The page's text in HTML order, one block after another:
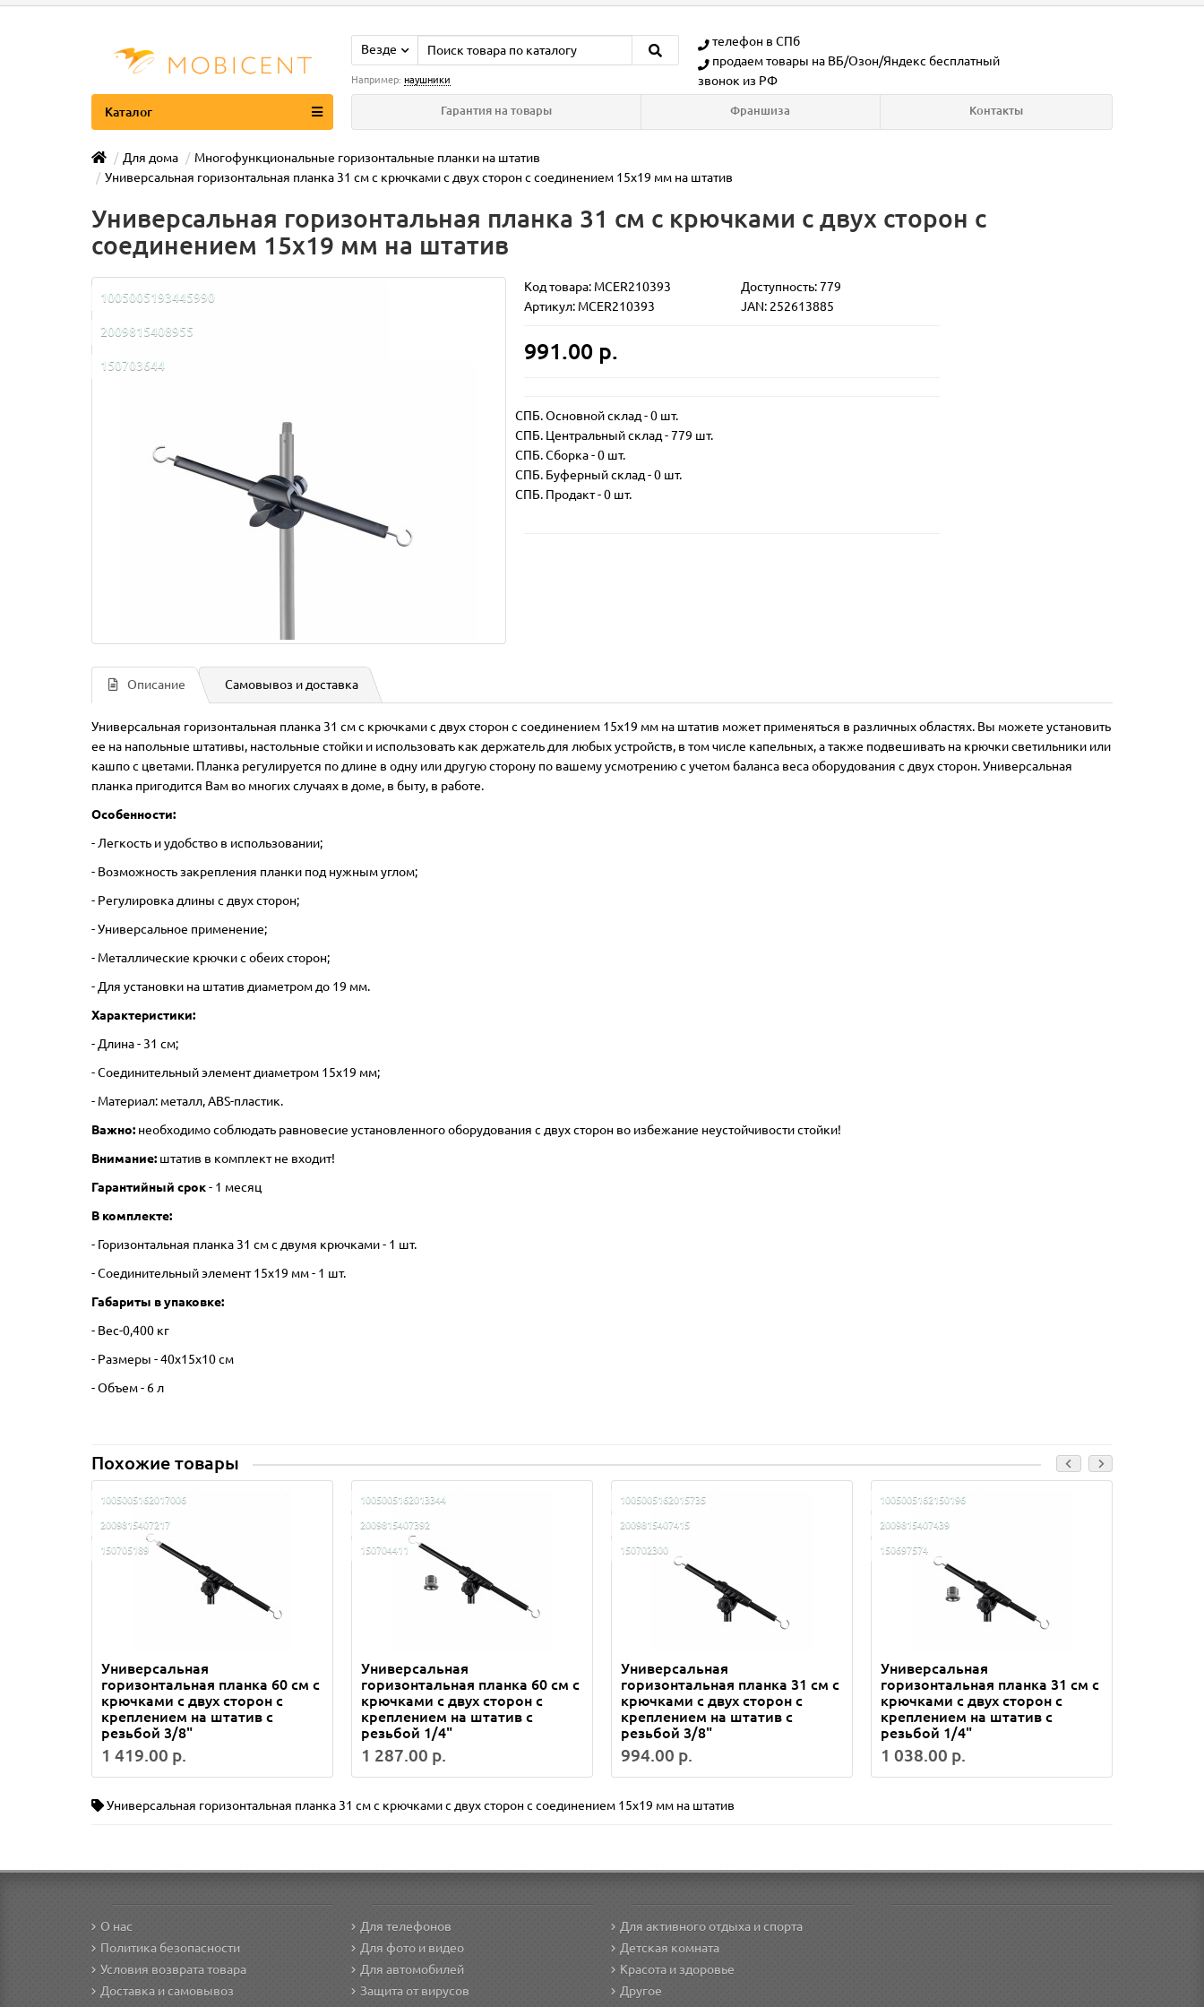
телефон в СПб
продаем товары на ВБ/Озон/Яндекс бесплатный
звонок из РФ
Везде
Например: наушники
Гарантия на товары Франшиза Контакты
Каталог
Для дома
Многофункциональные горизонтальные планки на штатив
Универсальная горизонтальная планка 31 см с крючками с двух сторон с соединением 15х19 мм на штатив
Универсальная горизонтальная планка 31 см с крючками с двух сторон с
соединением 15х19 мм на штатив
1005005193445990
2009815408955
150703644
Код товара: MCER210393
Доступность: 779
Артикул: MCER210393
JAN: 252613885
991.00 р.
СПБ. Основной склад-0 шт.
СПБ. Центральный склад-779 шт.
СПБ. Сборка-0 шт.
СПБ. Буферный склад-0 шт.
СПБ. Продакт-0 шт.
Описание Самовывоз и доставка
Универсальная горизонтальная планка 31 см с крючками с двух сторон с соединением 15х19 мм на штатив может применяться в различных областях. Вы можете установить
ее на напольные штативы, настольные стойки и использовать как держатель для любых устройств, в том числе капельных, а также подвешивать на крючки светильники или
кашпо с цветами. Планка регулируется по длине в одну или другую сторону по вашему усмотрению с учетом баланса веса оборудования с двух сторон. Универсальная
планка пригодится Вам во многих случаях в доме, в быту, в работе.
Особенности:
- Легкость и удобство в использовании;
- Возможность закрепления планки под нужным углом;
- Регулировка длины с двух сторон;
- Универсальное применение;
- Металлические крючки с обеих сторон;
- Для установки на штатив диаметром до 19 мм.
Характеристики:
- Длина - 31 см;
- Соединительный элемент диаметром 15х19 мм;
- Материал: металл, ABS-пластик.
Важно: необходимо соблюдать равновесие установленного оборудования с двух сторон во избежание неустойчивости стойки!
Внимание: штатив в комплект не входит!
Гарантийный срок- 1 месяц
В комплекте:
- Горизонтальная планка 31 см с двумя крючками - 1 шт.
- Соединительный элемент 15х19 мм - 1 шт.
Габариты в упаковке:
- Вес-0,400 кг
- Размеры - 40х15х10 см
- Объем - 6 л
Похожие товары
1005005162017006
2009815407217
150705189
Универсальная
горизонтальная планка 60 см с
крючками с двух сторон с
креплением на штатив с
резьбой 3/8"
1 419.00 р.
1005005162013344
2009815407392
150704411
Универсальная
горизонтальная планка 60 см с
крючками с двух сторон с
креплением на штатив с
резьбой 1/4"
1 287.00 р.
1005005162015735
2009815407415
150702300
Универсальная
горизонтальная планка 31 см с
крючками с двух сторон с
креплением на штатив с
резьбой 3/8"
994.00 р.
1005005162150196
2009815407439
150697574
Универсальная
горизонтальная планка 31 см с
крючками с двух сторон с
креплением на штатив с
резьбой 1/4"
1 038.00 р.
Универсальная горизонтальная планка 31 см с крючками с двух сторон с соединением 15х19 мм на штатив
О нас
Политика безопасности
Условия возврата товара
Доставка и самовывоз
Для телефонов
Для фото и видео
Для автомобилей
Защита от вирусов
Для активного отдыха и спорта
Детская комната
Красота и здоровье
Другое